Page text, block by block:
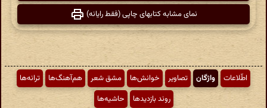
نمای مشابه کتابهای چاپی (فقط رایانه)
اطّلاعات واژگان تصاویر خوانش‌ها مشق شعر هم‌آهنگ‌ها
ترانه‌ها
روند بازدیدها
حاشیه‌ها